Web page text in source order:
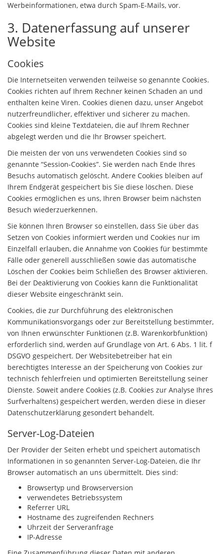
Werbeinformationen, etwa durch Spam-E-Mails, vor.
3. Datenerfassung auf unserer
Website
Cookies
Die Internetseiten verwenden teilweise so genannte Cookies.
Cookies richten auf Ihrem Rechner keinen Schaden an und
enthalten keine Viren. Cookies dienen dazu, unser Angebot
nutzerfreundlicher, effektiver und sicherer zu machen.
Cookies sind kleine Textdateien, die auf Ihrem Rechner
abgelegt werden und die Ihr Browser speichert.
Die meisten der von uns verwendeten Cookies sind so
genannte “Session-Cookies”. Sie werden nach Ende Ihres
Besuchs automatisch gelöscht. Andere Cookies bleiben auf
Ihrem Endgerät gespeichert bis Sie diese löschen. Diese
Cookies ermöglichen es uns, Ihren Browser beim nächsten
Besuch wiederzuerkennen.
Sie können Ihren Browser so einstellen, dass Sie über das
Setzen von Cookies informiert werden und Cookies nur im
Einzelfall erlauben, die Annahme von Cookies für bestimmte
Fälle oder generell ausschließen sowie das automatische
Löschen der Cookies beim Schließen des Browser aktivieren.
Bei der Deaktivierung von Cookies kann die Funktionalität
dieser Website eingeschränkt sein.
Cookies, die zur Durchführung des elektronischen
Kommunikationsvorgangs oder zur Bereitstellung bestimmter,
von Ihnen erwünschter Funktionen (z.B. Warenkorbfunktion)
erforderlich sind, werden auf Grundlage von Art. 6 Abs. 1 lit. f
DSGVO gespeichert. Der Websitebetreiber hat ein
berechtigtes Interesse an der Speicherung von Cookies zur
technisch fehlerfreien und optimierten Bereitstellung seiner
Dienste. Soweit andere Cookies (z.B. Cookies zur Analyse Ihres
Surfverhaltens) gespeichert werden, werden diese in dieser
Datenschutzerklärung gesondert behandelt.
Server-Log-Dateien
Der Provider der Seiten erhebt und speichert automatisch
Informationen in so genannten Server-Log-Dateien, die Ihr
Browser automatisch an uns übermittelt. Dies sind:
Browsertyp und Browserversion
verwendetes Betriebssystem
Referrer URL
Hostname des zugreifenden Rechners
Uhrzeit der Serveranfrage
IP-Adresse